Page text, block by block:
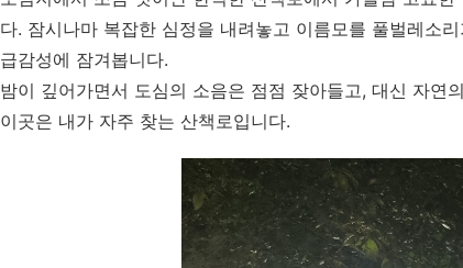
다. 잠시나마 복잡한 심정을 내려놓고 이름모를 풀벌레소
급감성에 잠겨봅니다.
밤이 깊어가면서 도심의 소음은 점점 잦아들고, 대신 자연
이곳은 내가 자주 찾는 산책로입니다.